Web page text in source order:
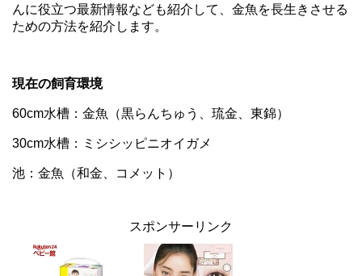
んに役立つ最新情報なども紹介して、金魚を長生きさせる
ための方法を紹介します。
現在の飼育環境
60cm水槽：金魚（黒らんちゅう、琉金、東錦）
30cm水槽：ミシシッピニオイガメ
池：金魚（和金、コメット）
スポンサーリンク